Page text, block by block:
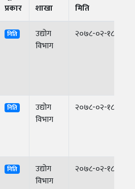
प्रकार
शाखा
मिति
निति
उद्योग
विभाग
२०७८-०२-१८
निति
उद्योग
विभाग
२०७८-०२-१८
निति
उद्योग
विभाग
२०७८-०२-१८